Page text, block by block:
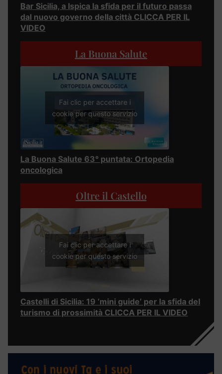
Bar Sicilia, a Ispica la sfida per il futuro passa
dal nuovo governo della città CLICCA PER IL
VIDEO
La Buona Salute
Fai clic per accettare i
cookie per questo servizio
La Buona Salute 63° puntata: Ortopedia
oncologica
Oltre il Castello
Fai clic per accettare i
cookie per questo servizio
Castelli di Sicilia: 19 ‘mini guide’ per la sfida del
turismo di prossimità CLICCA PER IL VIDEO